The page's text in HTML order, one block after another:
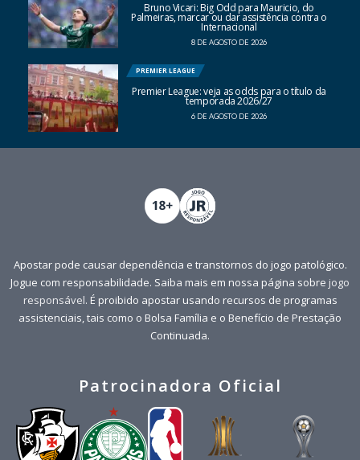
Bruno Vicari: Big Odd para Mauricio, do
Palmeiras, marcar ou dar assistência contra o
Internacional
8 DE AGOSTO DE 2026
PREMIER LEAGUE
Premier League: veja as odds para o título da
temporada 2026/27
6 DE AGOSTO DE 2026
Apostar pode causar dependência e transtornos do jogo patológico.
Jogue com responsabilidade. Saiba mais em nossa página sobre jogo
responsável. É proibido apostar usando recursos de programas
assistenciais, tais como o Bolsa Família e o Benefício de Prestação
Continuada.
Patrocinadora Oficial